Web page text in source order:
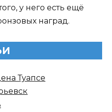
у него есть ещё
наград.
Туапсе